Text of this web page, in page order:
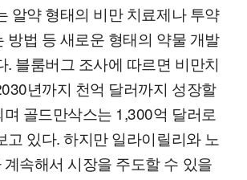
알약 형태의 비만 치료제나 투약
방법 등 새로운 형태의 약물 개발
. 블룸버그 조사에 따르면 비만치
년까지 천억 달러까지 성장할
골드만삭스는 1,300억 달러로
고 있다. 하지만 일라이릴리와 노
속해서 시장을 주도할 수 있을